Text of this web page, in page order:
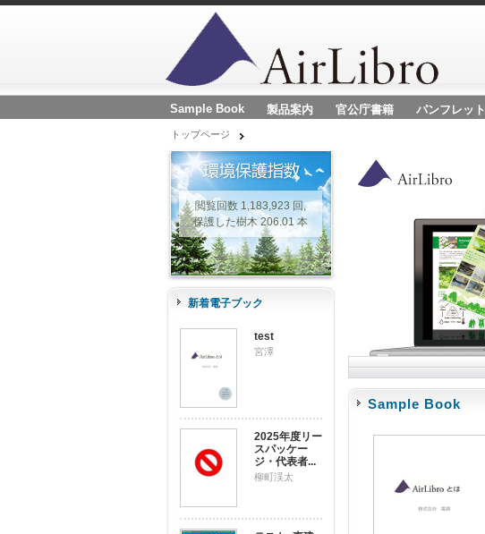
Sample Book 製品案内 官公庁書籍 パンフレット
トップページ
閲覧回数 1,183,923 回,
保護した樹木 206.01 本
新着電子ブック
test
宮澤
2025年度リー
スパッケー
ジ・代表者...
柳町渓太
Sample Book